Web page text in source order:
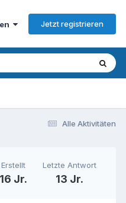
Jetzt registrieren
Alle Aktivitäten
Erstellt
16 Jr.
Letzte Antwort
13 Jr.